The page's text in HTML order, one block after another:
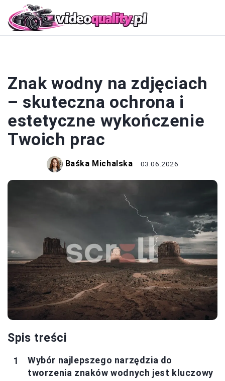
Znak wodny na zdjęciach
– skuteczna ochrona i
estetyczne wykończenie
Twoich prac
Baśka Michalska 03.06.2026
Spis treści
Wybór najlepszego narzędzia do
tworzenia znaków wodnych jest kluczowy